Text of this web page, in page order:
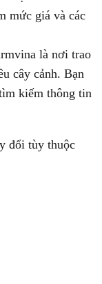
mức giá và các
là nơi trao
cây cảnh. Bạn
kiếm thông tin
đổi tùy thuộc